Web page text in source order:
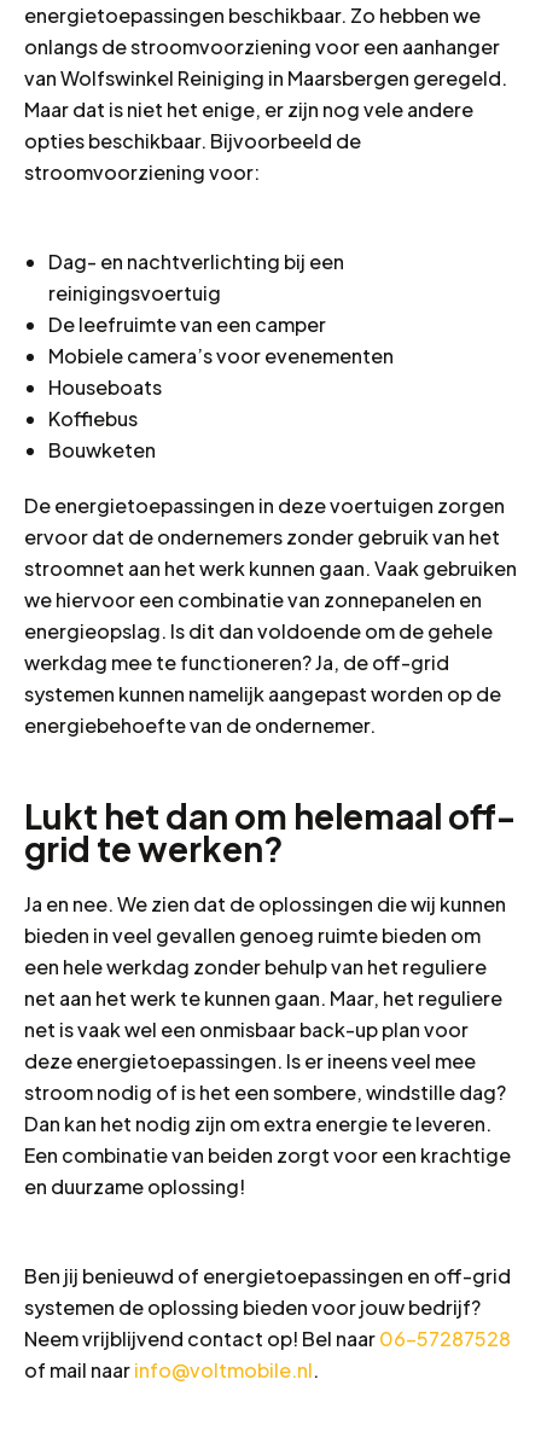
energietoepassingen beschikbaar. Zo hebben we
onlangs de stroomvoorziening voor een aanhanger
van Wolfswinkel Reiniging in Maarsbergen geregeld.
Maar dat is niet het enige, er zijn nog vele andere
opties beschikbaar. Bijvoorbeeld de
stroomvoorziening voor:
Dag- en nachtverlichting bij een
reinigingsvoertuig
De leefruimte van een camper
Mobiele camera’s voor evenementen
Houseboats
Koffiebus
Bouwketen
De energietoepassingen in deze voertuigen zorgen
ervoor dat de ondernemers zonder gebruik van het
stroomnet aan het werk kunnen gaan. Vaak gebruiken
we hiervoor een combinatie van zonnepanelen en
energieopslag. Is dit dan voldoende om de gehele
werkdag mee te functioneren? Ja, de off-grid
systemen kunnen namelijk aangepast worden op de
energiebehoefte van de ondernemer.
Lukt het dan om helemaal off-
grid te werken?
Ja en nee. We zien dat de oplossingen die wij kunnen
bieden in veel gevallen genoeg ruimte bieden om
een hele werkdag zonder behulp van het reguliere
net aan het werk te kunnen gaan. Maar, het reguliere
net is vaak wel een onmisbaar back-up plan voor
deze energietoepassingen. Is er ineens veel mee
stroom nodig of is het een sombere, windstille dag?
Dan kan het nodig zijn om extra energie te leveren.
Een combinatie van beiden zorgt voor een krachtige
en duurzame oplossing!
Ben jij benieuwd of energietoepassingen en off-grid
systemen de oplossing bieden voor jouw bedrijf?
Neem vrijblijvend contact op! Bel naar06-57287528
of mail naarinfo@voltmobile.nl.